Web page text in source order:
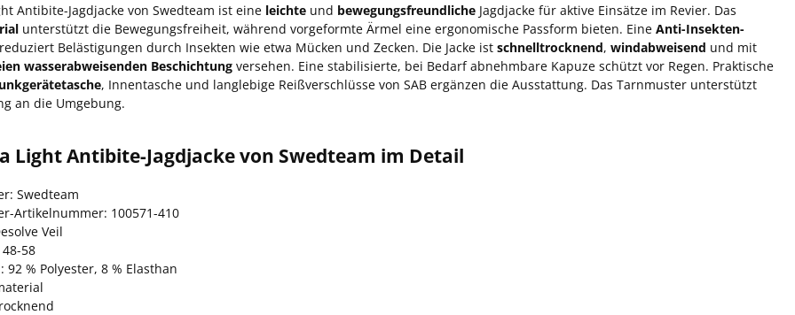
Antibite-Jagdjacke von Swedteam ist eine leichte und bewegungsfreundliche Jagdjacke für aktive Einsätze im Revier. Das
unterstützt die Bewegungsfreiheit, während vorgeformte Ärmel eine ergonomische Passform bieten. Eine Anti-Insekten-
Belästigungen durch Insekten wie etwa Mücken und Zecken. Die Jacke ist schnelltrocknend, windabweisend und mit
wasserabweisenden Beschichtung versehen. Eine stabilisierte, bei Bedarf abnehmbare Kapuze schützt vor Regen. Praktische
, Innentasche und langlebige Reißverschlüsse von SAB ergänzen die Ausstattung. Das Tarnmuster unterstützt
an die Umgebung.
Light Antibite-Jagdjacke von Swedteam im Detail
Swedteam
Artikelnummer: 100571-410
Veil
58
92 % Polyester, 8 % Elasthan